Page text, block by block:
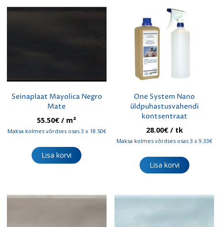
Seinaplaat Mayolica Negro
Mate
55.50€ / m²
Maksa kolmes võrdses osas 3 x 18.50€
Lisa korvi
One System Nano
üldpuhastusvahendi
kontsentraat
28.00€/ tk
Maksa kolmes võrdses osas 3 x 9.33€
Lisa korvi